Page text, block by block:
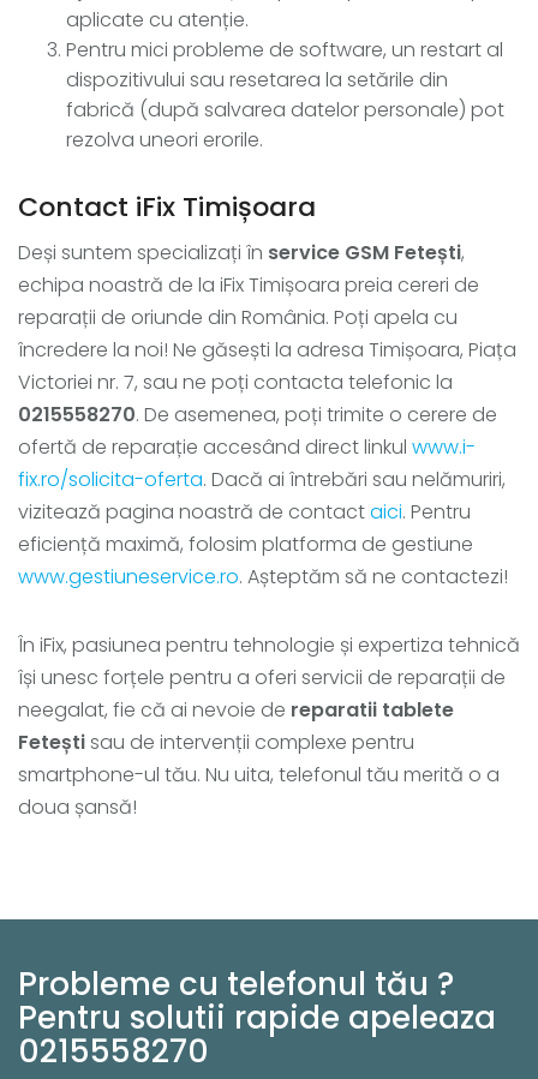
aplicate cu atenție.
Pentru mici probleme de software, un restart al
dispozitivului sau resetarea la setările din
fabrică (după salvarea datelor personale) pot
rezolva uneori erorile.
Contact iFix Timișoara
Deși suntem specializați în service GSM Fetești,
echipa noastră de la iFix Timișoara preia cereri de
reparații de oriunde din România. Poți apela cu
încredere la noi! Ne găsești la adresa Timișoara, Piața
Victoriei nr. 7, sau ne poți contacta telefonic la
0215558270. De asemenea, poți trimite o cerere de
ofertă de reparație accesând direct linkul www.i-
fix.ro/solicita-oferta. Dacă ai întrebări sau nelămuriri,
vizitează pagina noastră de contactaici. Pentru
eficiență maximă, folosim platforma de gestiune
www.gestiuneservice.ro. Așteptăm să ne contactezi!
În iFix, pasiunea pentru tehnologie și expertiza tehnică
își unesc forțele pentru a oferi servicii de reparații de
neegalat, fie că ai nevoie de reparatii tablete
Feteștisau de intervenții complexe pentru
smartphone-ul tău. Nu uita, telefonul tău merită o a
doua șansă!
Probleme cu telefonul tău ?
Pentru solutii rapide apeleaza
0215558270